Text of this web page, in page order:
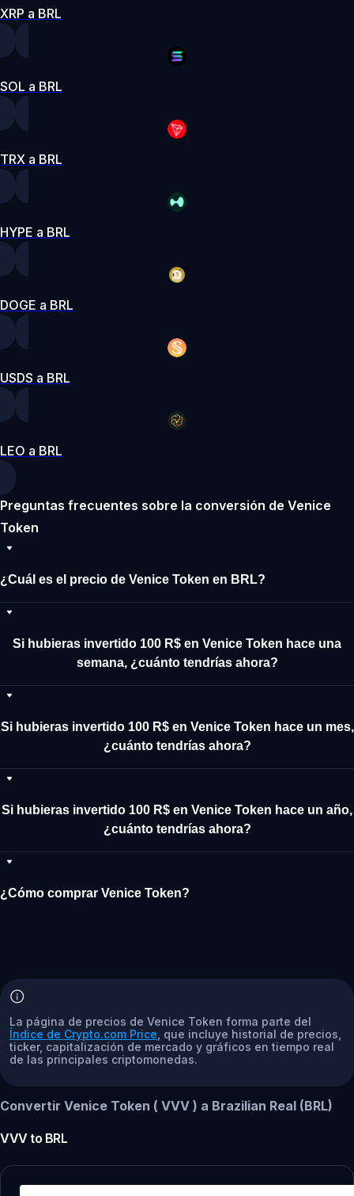
XRP a BRL
SOL a BRL
TRX a BRL
HYPE a BRL
DOGE a BRL
USDS a BRL
LEO a BRL
Preguntas frecuentes sobre la conversión de Venice
Token
¿Cuál es el precio de Venice Token en BRL?
Si hubieras invertido 100 R$ en Venice Token hace una
semana, ¿cuánto tendrías ahora?
Si hubieras invertido 100 R$ en Venice Token hace un mes,
¿cuánto tendrías ahora?
Si hubieras invertido 100 R$ en Venice Token hace un año,
¿cuánto tendrías ahora?
¿Cómo comprar Venice Token?
La página de precios de Venice Token forma parte del
Índice de Crypto.com Price , que incluye historial de precios,
ticker, capitalización de mercado y gráficos en tiempo real
de las principales criptomonedas.
Convertir Venice Token ( VVV ) a Brazilian Real (BRL)
VVVto BRL